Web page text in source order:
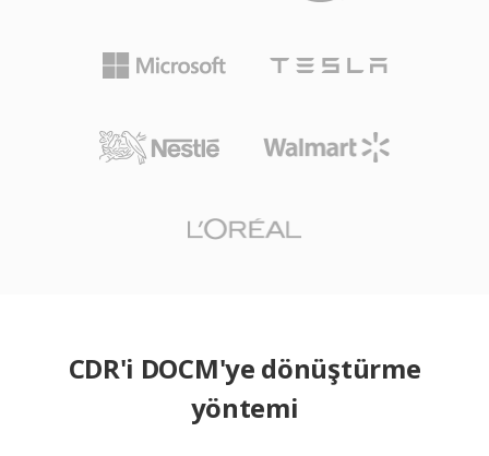
CDR'i DOCM'ye dönüştürme
yöntemi